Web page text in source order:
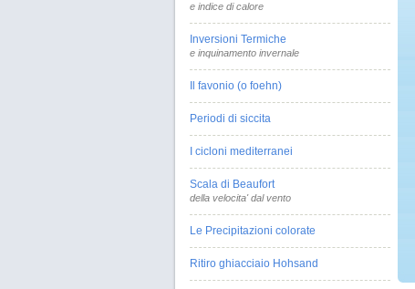
e indice di calore
Inversioni Termiche
e inquinamento invernale
Il favonio (o foehn)
Periodi di siccita
I cicloni mediterranei
Scala di Beaufort
della velocita' dal vento
Le Precipitazioni colorate
Ritiro ghiacciaio Hohsand